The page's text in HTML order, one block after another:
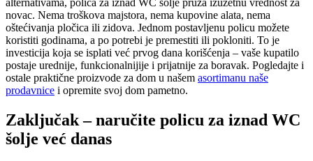
alternativama, polica za iznad WC šolje pruža izuzetnu vrednost za
novac. Nema troškova majstora, nema kupovine alata, nema
oštećivanja pločica ili zidova. Jednom postavljenu policu možete
koristiti godinama, a po potrebi je premestiti ili pokloniti. To je
investicija koja se isplati već prvog dana korišćenja – vaše kupatilo
postaje urednije, funkcionalnijije i prijatnije za boravak. Pogledajte i
ostale praktične proizvode za dom u našem asortimanu naše
prodavnice i opremite svoj dom pametno.
Zaključak – naručite policu za iznad WC
šolje već danas